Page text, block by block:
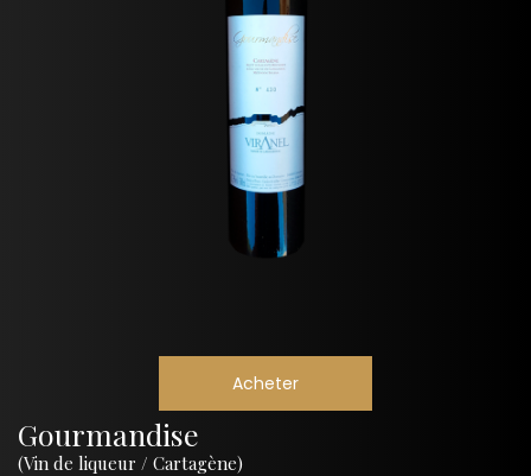
Acheter
Gourmandise
(Vin de liqueur / Cartagène)